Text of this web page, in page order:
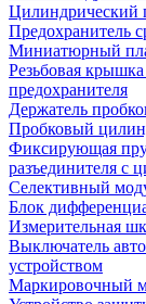
Цилиндрический
Предохранитель
Миниатюрный
Резьбовая
предохранителя
Держатель
Пробковый
Фиксирующая
разъединителя с
Селективный
Блок
Измерительная
Выключатель
устройством
Маркировочный